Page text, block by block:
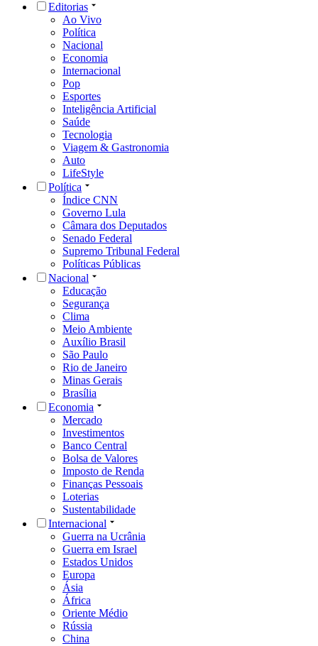
Editorias
Ao Vivo
Política
Nacional
Economia
Internacional
Pop
Esportes
Inteligência Artificial
Saúde
Tecnologia
Viagem & Gastronomia
Auto
LifeStyle
Política
Índice CNN
Governo Lula
Câmara dos Deputados
Senado Federal
Supremo Tribunal Federal
Políticas Públicas
Nacional
Educação
Segurança
Clima
Meio Ambiente
Auxílio Brasil
São Paulo
Rio de Janeiro
Minas Gerais
Brasília
Economia
Mercado
Investimentos
Banco Central
Bolsa de Valores
Imposto de Renda
Finanças Pessoais
Loterias
Sustentabilidade
Internacional
Guerra na Ucrânia
Guerra em Israel
Estados Unidos
Europa
Ásia
África
Oriente Médio
Rússia
China